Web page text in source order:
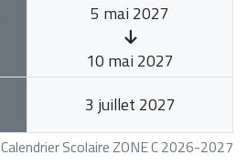
Calendrier Scolaire ZONE C 2026-2027
5 mai 2027
10 mai 2027
3 juillet 2027